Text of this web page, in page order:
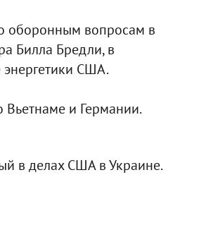
оборонным вопросам в
Билла Бредли, в
США.
и Германии.
в делах США в Украине.